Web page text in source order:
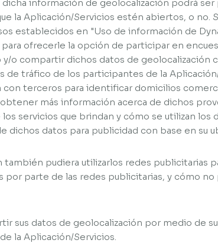
información de geolocalización podrá
la Aplicación/Servicios estén abiertos, o no.
establecidos en "Uso de información de
ofrecerle la opción de participar en
o compartir dichos datos de geolocalización
de tráfico de los participantes de la
con terceros para identificar domicilios
más información acerca de dichos
servicios que brindan y cómo se utilizan los
dichos datos para publicidad con base en su
también pudiera utilizarlos redes publicitarias
por parte de las redes publicitarias, y cómo
sus datos de geolocalización por medio de
la Aplicación/Servicios.